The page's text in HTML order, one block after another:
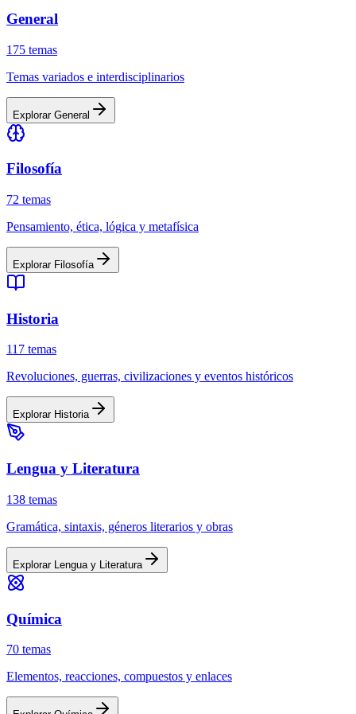
General
175 temas
Temas variados e interdisciplinarios
Explorar General
Filosofía
72 temas
Pensamiento, ética, lógica y metafísica
Explorar Filosofía
Historia
117 temas
Revoluciones, guerras, civilizaciones y eventos históricos
Explorar Historia
Lengua y Literatura
138 temas
Gramática, sintaxis, géneros literarios y obras
Explorar Lengua y Literatura
Química
70 temas
Elementos, reacciones, compuestos y enlaces